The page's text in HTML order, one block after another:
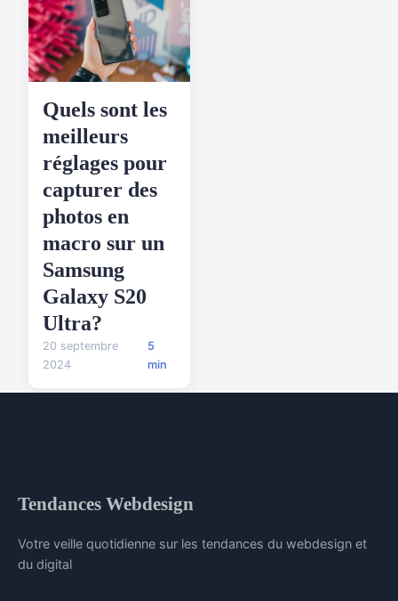
Quels sont les
meilleurs
réglages pour
capturer des
photos en
macro sur un
Samsung
Galaxy S20
Ultra?
20 septembre
2024
5
min
Tendances Webdesign
Votre veille quotidienne sur les tendances du webdesign et
du digital